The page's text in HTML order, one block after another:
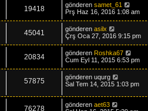
19418 gönderen samet_61
Prş Haz 16, 2016 1:08 am
45041 gönderen asilx
Çrş Oca 27, 2016 9:15 pm
20834 gönderen Roshka67
Cum Eyl 11, 2015 6:53 pm
57875 gönderen uqurg
Sal Tem 14, 2015 1:03 pm
76278 gönderen aet63